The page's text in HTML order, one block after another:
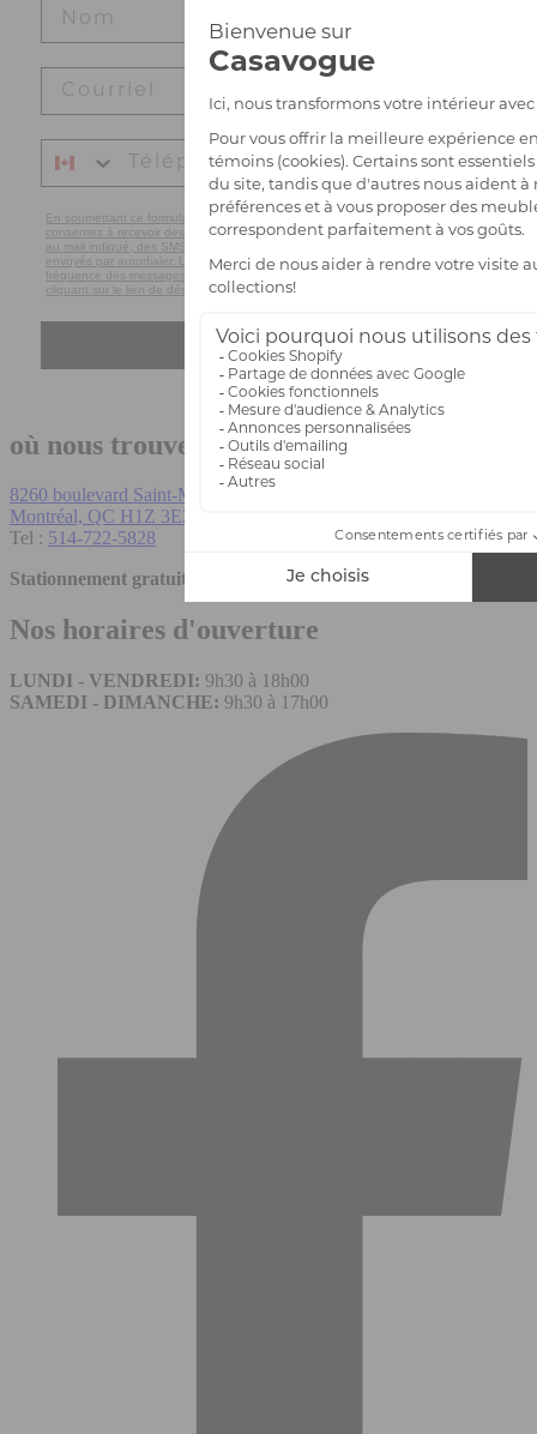
En soumettant ce formulaire et en vous inscrivant à la newsletter, vous
consentez à recevoir des emails marketing (par ex. promos, rappels de panier)
au mail indiqué, des SMS marketing de Casavogue y compris les messages
envoyés par autodialer. Le consentement n’est pas une condition d’achat. La
fréquence des messages peut varier. Désabonnez-vous à tout moment en
cliquant sur le lien de désabonnement (le cas échéant).Privacy Policy
Je m'inscris
où nous trouver?
8260 boulevard Saint-Michel,
Montréal, QC H1Z 3E2
Tel : 514-722-5828
Stationnement gratuit sur place.
Nos horaires d'ouverture
LUNDI - VENDREDI: 9h30 à 18h00
SAMEDI - DIMANCHE: 9h30 à 17h00